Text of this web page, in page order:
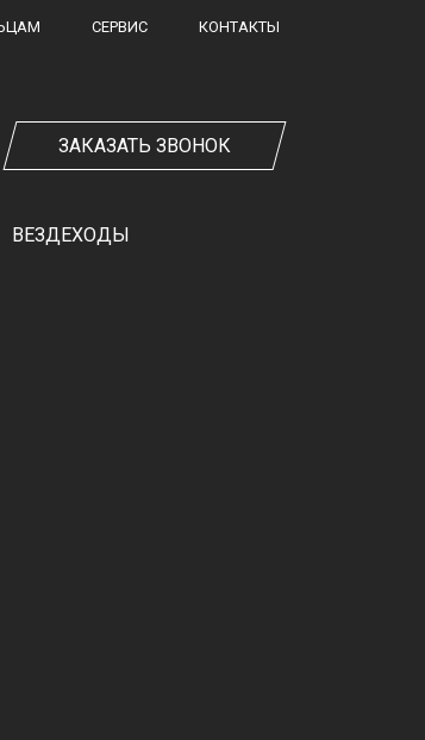
ЗАКАЗАТЬ ЗВОНОК
СЕРВИС КОНТАКТЫ
ВЕЗДЕХОДЫ